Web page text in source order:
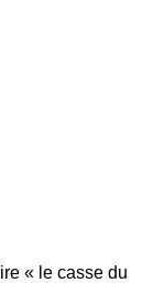
« le casse du